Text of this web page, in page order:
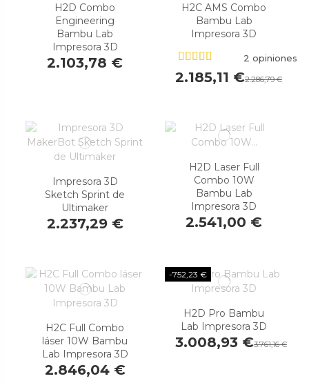
H2D Combo
Engineering
Bambu Lab
Impresora 3D
2.103,78 €
H2C AMS Combo
Bambu Lab
Impresora 3D
2 opiniones
2.185,11 €2.286,79 €
Impresora 3D
Sketch Sprint de
Ultimaker
2.237,29 €
H2D Laser Full
Combo 10W
Bambu Lab
Impresora 3D
2.541,00 €
H2C Full Combo
láser 10W Bambu
Lab Impresora 3D
2.846,04 €
-752,23 €
H2D Pro Bambu
Lab Impresora 3D
3.008,93 €3.761,16 €